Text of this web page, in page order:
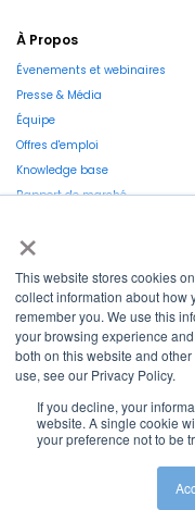
×
This website stores cookies
collect information about how
remember you. We use this
your browsing experience
both on this website and
use, see our Privacy Policy.
If you decline, your
website. A single cookie
your preference not to be
À Propos
Évenements et webinaires
Presse & Média
Équipe
Offres d'emploi
Knowledge base
Rapport de marché
La Région et l’Europe